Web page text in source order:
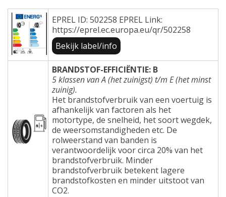
EPREL ID: 502258 EPREL Link:
https://eprel.ec.europa.eu/qr/502258
Bekijk label/info
BRANDSTOF-EFFICIËNTIE: B
5 klassen van A (het zuinigst) t/m E (het minst
zuinig).
Het brandstofverbruik van een voertuig is
afhankelijk van factoren als het
motortype, de snelheid, het soort wegdek,
de weersomstandigheden etc. De
rolweerstand van banden is
verantwoordelijk voor circa 20% van het
brandstofverbruik. Minder
brandstofverbruik betekent lagere
brandstofkosten en minder uitstoot van
CO2.